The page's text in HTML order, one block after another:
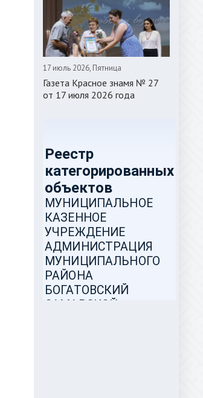
17 июль 2026, Пятница
Газета Красное знамя № 27
от 17 июля 2026 года